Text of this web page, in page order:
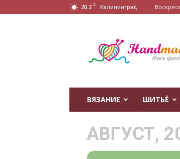
20.2 C Калининград
ВЯЗАНИЕ ШИТЬЁ
АВГУСТ,